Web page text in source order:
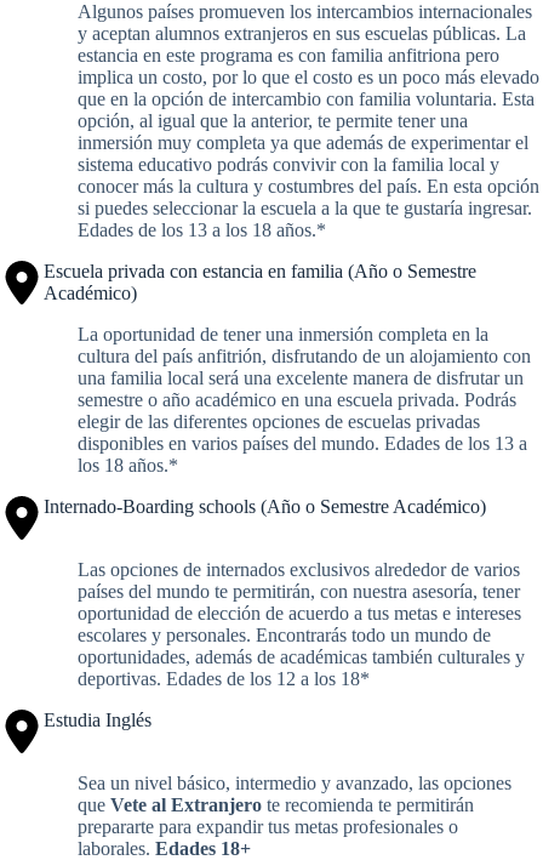
Algunos países promueven los intercambios internacionales
y aceptan alumnos extranjeros en sus escuelas públicas. La
estancia en este programa es con familia anfitriona pero
implica un costo, por lo que el costo es un poco más elevado
que en la opción de intercambio con familia voluntaria. Esta
opción, al igual que la anterior, te permite tener una
inmersión muy completa ya que además de experimentar el
sistema educativo podrás convivir con la familia local y
conocer más la cultura y costumbres del país. En esta opción
si puedes seleccionar la escuela a la que te gustaría ingresar.
Edades de los 13 a los 18 años.*
Escuela privada con estancia en familia (Año o Semestre
Académico)
La oportunidad de tener una inmersión completa en la
cultura del país anfitrión, disfrutando de un alojamiento con
una familia local será una excelente manera de disfrutar un
semestre o año académico en una escuela privada. Podrás
elegir de las diferentes opciones de escuelas privadas
disponibles en varios países del mundo. Edades de los 13 a
los 18 años.*
Internado-Boarding schools (Año o Semestre Académico)
Las opciones de internados exclusivos alrededor de varios
países del mundo te permitirán, con nuestra asesoría, tener
oportunidad de elección de acuerdo a tus metas e intereses
escolares y personales. Encontrarás todo un mundo de
oportunidades, además de académicas también culturales y
deportivas. Edades de los 12 a los 18*
Estudia Inglés
Sea un nivel básico, intermedio y avanzado, las opciones
que Vete al Extranjero te recomienda te permitirán
prepararte para expandir tus metas profesionales o
laborales. Edades 18+